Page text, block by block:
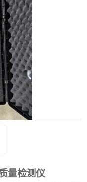
量检测仪
分析仪